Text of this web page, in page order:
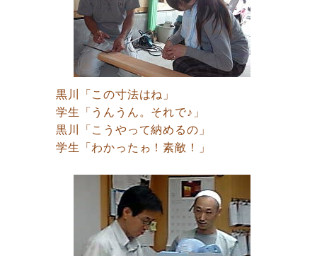
黒川「この寸法はね」
学生「うんうん。それで♪」
黒川「こうやって納めるの」
学生「わかったゎ！素敵！」